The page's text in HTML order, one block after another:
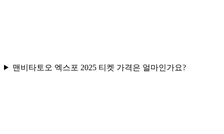
맨비타토오 엑스포 2025 티켓 가격은 얼마인가요?